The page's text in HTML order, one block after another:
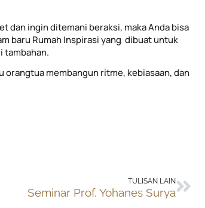
dan ingin ditemani beraksi, maka Anda bisa
baru Rumah Inspirasi yang dibuat untuk
tambahan.
orangtua membangun ritme, kebiasaan, dan
TULISAN LAIN
Seminar Prof. Yohanes Surya
Next